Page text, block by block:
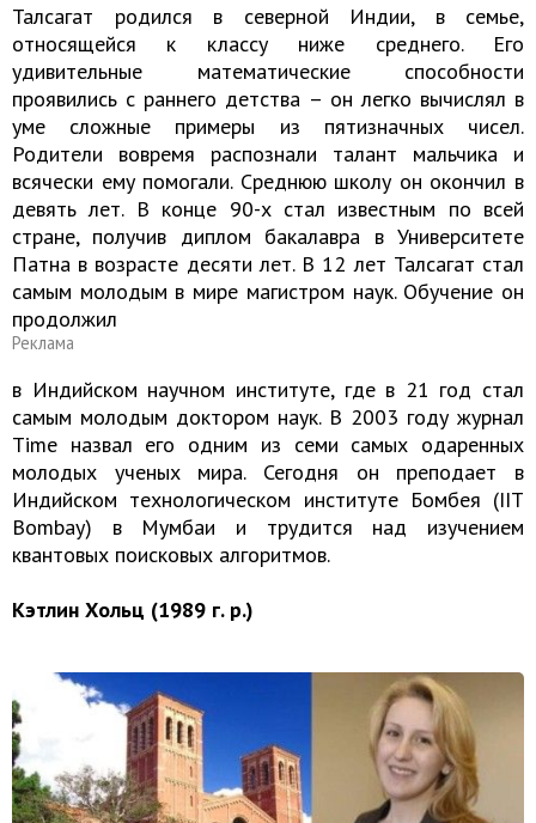
Талсагат родился в северной Индии, в семье,
относящейся к классу ниже среднего. Его
удивительные математические способности
проявились с раннего детства – он легко вычислял в
уме сложные примеры из пятизначных чисел.
Родители вовремя распознали талант мальчика и
всячески ему помогали. Среднюю школу он окончил в
девять лет. В конце 90-х стал известным по всей
стране, получив диплом бакалавра в Университете
Патна в возрасте десяти лет. В 12 лет Талсагат стал
самым молодым в мире магистром наук. Обучение он
продолжил
Реклама
в Индийском научном институте, где в 21 год стал
самым молодым доктором наук. В 2003 году журнал
Time назвал его одним из семи самых одаренных
молодых ученых мира. Сегодня он преподает в
Индийском технологическом институте Бомбея (IIT
Bombay) в Мумбаи и трудится над изучением
квантовых поисковых алгоритмов.
Кэтлин Хольц (1989 г. р.)